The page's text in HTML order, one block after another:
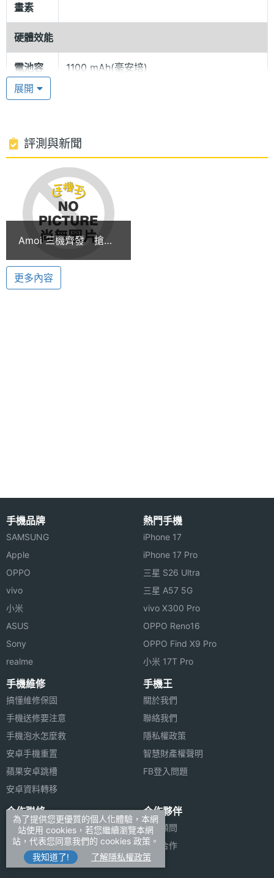
網路的 3G 手機，手機並且支援藍芽、USB 傳輸資料
連接傳輸方式，手機鈴聲除了常見的 64 和絃也支援
MP3 鈴聲。
130 萬畫素 CMOS 相機
見的視訊通話功能，視訊鏡頭為 10 萬畫素 CMOS，
是一款中階的 3G 手機。
AMOI V100 功能特色
◎ 直立外型設計
◎ 支援 WCDMA / GSM 900 / 1800 / 1900 三頻系統
◎ 內建 130 萬畫素 CMOS 相機
◎ 64 和絃鈴聲；支援 MP3 鈴聲
※本文為 SOGI 手機王版權所有，未經授權不得轉載使用※
畫素
硬體效能
電池容
量
1100 mAh(毫安培)
多媒體資訊
音樂播
放器
MP3
類
MIDI, MMF, MP3
展開
評測與新聞
Amoi 三機齊發 搶攻
更多內容
手機品牌
SAMSUNG
Apple
OPPO
vivo
小米
ASUS
Sony
realme
熱門手機
iPhone 17
iPhone 17 Pro
三星 S26 Ultra
三星 A57 5G
vivo X300 Pro
OPPO Reno16
OPPO Find X9 Pro
小米 17T Pro
手機維修
搞懂維修保固
手機送修要注意
手機泡水怎麼救
安卓手機重置
蘋果安卓跳槽
安卓資料轉移
手機王
關於我們
聯絡我們
隱私權政策
智慧財產權聲明
FB登入問題
合作聯絡
廣告刊登
加入商店報價
新聞聯絡
合作夥伴
法律顧問
媒體合作
為了提供您更優質的個人化體驗，本網
站使用 cookies，若您繼續瀏覽本網
站，代表您同意我們的 cookies 政策。
我知道了!
了解隱私權政策